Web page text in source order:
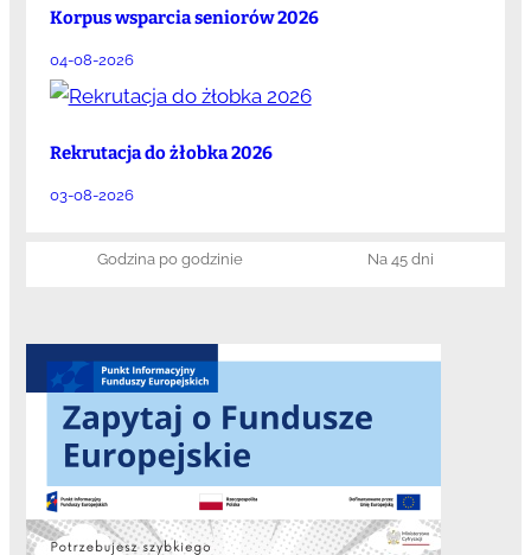
Korpus wsparcia seniorów 2026
04-08-2026
Rekrutacja do żłobka 2026
03-08-2026
Godzina po godzinie Na 45 dni